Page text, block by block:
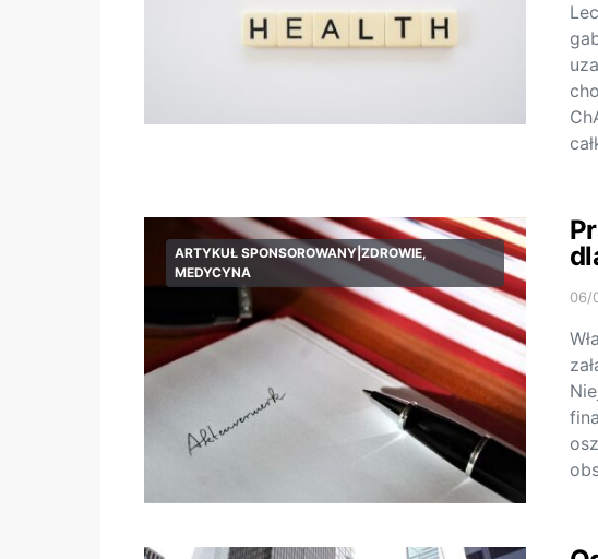
ARTYKUŁ SPONSOROWANY|ZDROWIE,
MEDYCYNA
06/